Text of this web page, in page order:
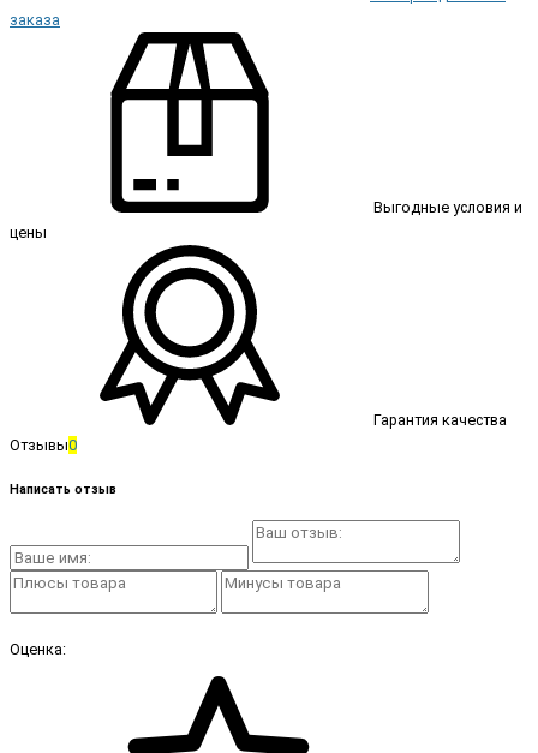
заказа
Выгодные условия и
цены
Гарантия качества
Отзывы0
Написать отзыв
Оценка: